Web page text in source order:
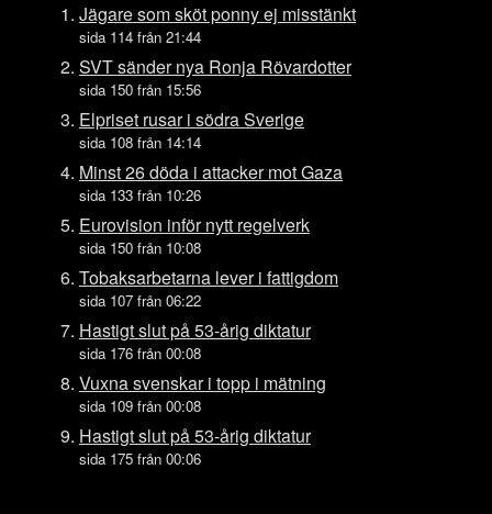
Ons 29 juli
Tis 28 juli
Mån 27 juli
Lör 25 juli
Fre 24 juli
Tors 23 juli
Ons 22 juli
Tis 21 juli
Mån 20 juli
Sön 19 juli
Lör 18 juli
Fre 17 juli
Tors 16 juli
Ons 15 juli
Jägare som sköt ponny ej misstänkt
sida 114 från 21:44
SVT sänder nya Ronja Rövardotter
sida 150 från 15:56
Elpriset rusar i södra Sverige
sida 108 från 14:14
Minst 26 döda i attacker mot Gaza
sida 133 från 10:26
Eurovision inför nytt regelverk
sida 150 från 10:08
Tobaksarbetarna lever i fattigdom
sida 107 från 06:22
Hastigt slut på 53-årig diktatur
sida 176 från 00:08
Vuxna svenskar i topp i mätning
sida 109 från 00:08
Hastigt slut på 53-årig diktatur
sida 175 från 00:06